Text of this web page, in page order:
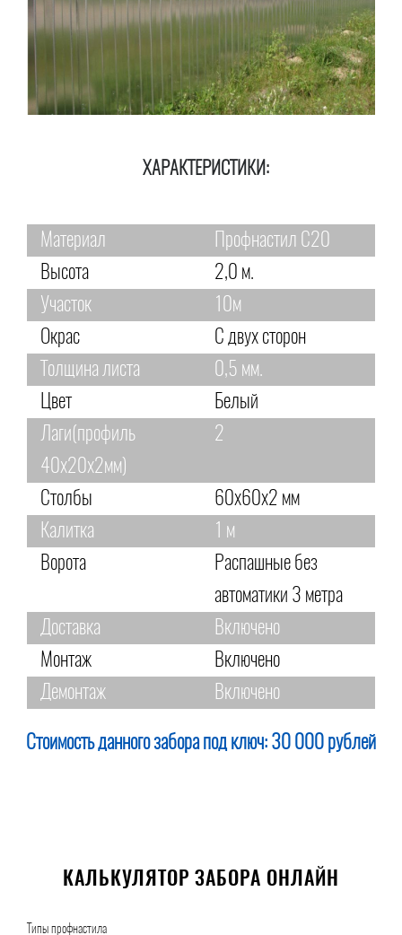
ХАРАКТЕРИСТИКИ:
Материал
Профнастил С20
Высота
2,0 м.
Участок
10м
Окрас
С двух сторон
Толщина листа
0,5 мм.
Цвет
Белый
Лаги(профиль
40х20х2мм)
2
Столбы
60х60х2 мм
Калитка
1 м
Ворота
Распашные без
автоматики 3 метра
Доставка
Включено
Монтаж
Включено
Демонтаж
Включено
Стоимость данного забора под ключ: 30 000 рублей
КАЛЬКУЛЯТОР ЗАБОРА ОНЛАЙН
Типы профнастила